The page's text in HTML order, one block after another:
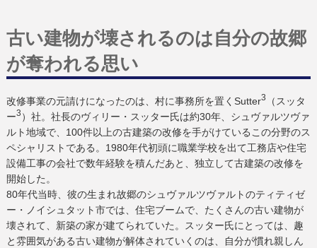
古い建物が壊されるのは自分の故郷
が奪われる思い
改修事業の元請けになったのは、村に事務所を置くSutter3
（スッタ
ー3 ）社。社長のヴィリー・スッター氏は約30年、シュヴァルツヴァ
ルト地域で、100件以上の古建築の改修を手がけているこの分野のス
ペシャリストである。1980年代初頭に職業学校を出て工務店や住宅
設備工事の会社で数年経験を積んだあと、独立して古建築の改修を
開始した。
80年代当時、彼の生まれ故郷のシュヴァルツヴァルトのティティゼ
ー・ノイシュタット市では、住宅ブームで、たくさんの古い建物が
壊されて、新築の家が建てられていた。スッター氏にとっては、趣
と雰囲気がある古い建物が解体されていくのは、自分が慣れ親しん